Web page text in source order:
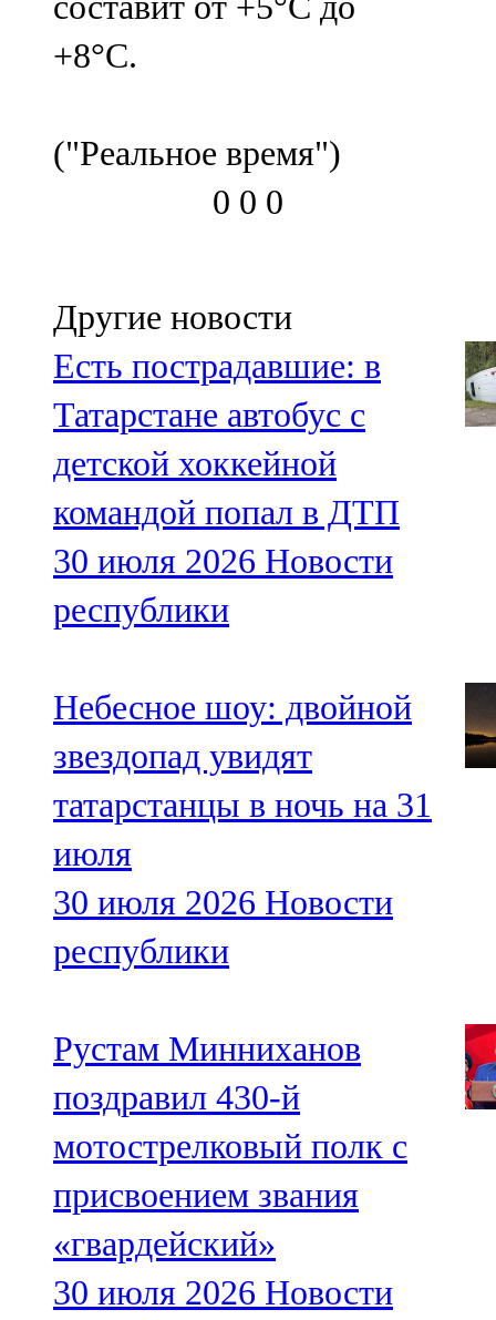
+8°С.
("Реальное время")
0 0 0
Другие новости
Есть пострадавшие: в
Татарстане автобус с
детской хоккейной
командой попал в ДТП
30 июля 2026 Новости
республики
Небесное шоу: двойной
звездопад увидят
татарстанцы в ночь на 31
июля
30 июля 2026 Новости
республики
Рустам Минниханов
поздравил 430-й
мотострелковый полк с
присвоением звания
«гвардейский»
30 июля 2026 Новости